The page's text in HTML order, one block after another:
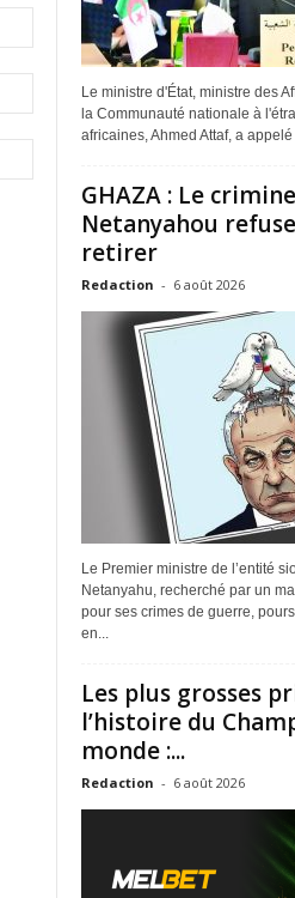
Le ministre d'État, ministre des
la Communauté nationale à
africaines, Ahmed Attaf, a
GHAZA : Le
Netanyahou
retirer
Redaction - 6 août 2026
Le Premier ministre de l’entité
Netanyahu, recherché par un
pour ses crimes de guerre,
en...
Les plus grosses
l’histoire du
monde :...
Redaction - 6 août 2026